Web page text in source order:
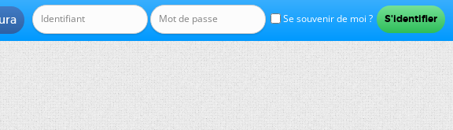
Se souvenir de moi ?